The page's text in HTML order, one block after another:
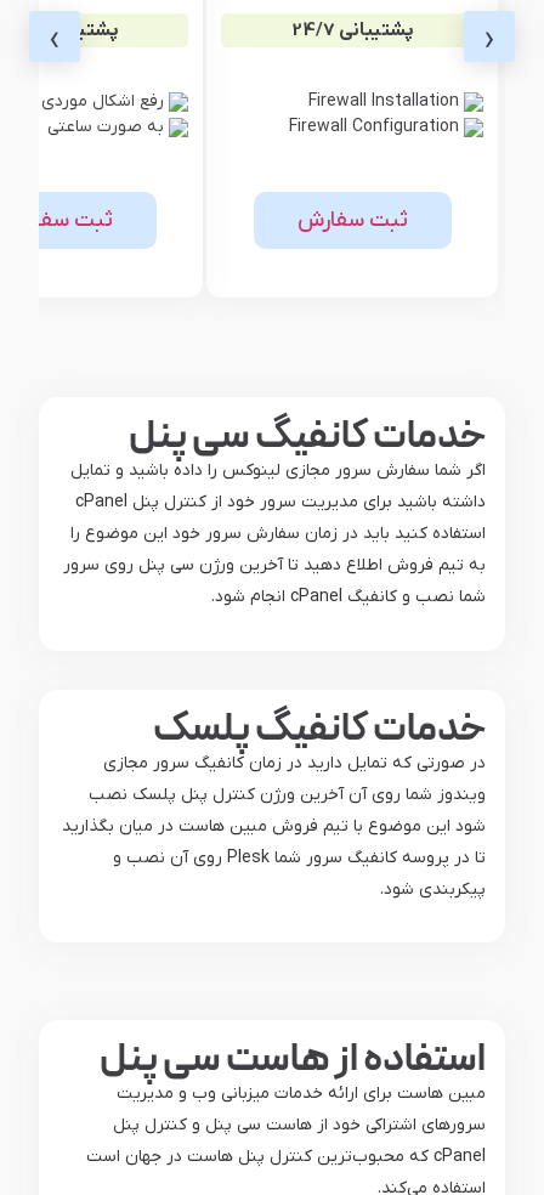
‹ پشتیبانی 24/7
Firewall Installation
Firewall Configuration
ثبت سفارش
پشتیبانی 24/7
رفع اشکال موردی
به صورت ساعتی
ثبت سفارش
›
خدمات کانفیگ سی پنل
اگر شما سفارش سرور مجازی لینوکس را داده باشید و تمایل
داشته باشید برای مدیریت سرور خود از کنترل پنل cPanel
استفاده کنید باید در زمان سفارش سرور خود این موضوع را
به تیم فروش اطلاع دهید تا آخرین ورژن سی پنل روی سرور
شما نصب و کانفیگ cPanel انجام شود.
خدمات کانفیگ پلسک
در صورتی که تمایل دارید در زمان کانفیگ سرور مجازی
ویندوز شما روی آن آخرین ورژن کنترل پنل پلسک نصب
شود این موضوع با تیم فروش مبین هاست در میان بگذارید
تا در پروسه کانفیگ سرور شما Plesk روی آن نصب و
پیکربندی شود.
استفاده از هاست سی پنل
مبین هاست برای ارائه خدمات میزبانی وب و مدیریت
سرورهای اشتراکی خود از هاست سی پنل و کنترل پنل
cPanel که محبوب‌ترین کنترل پنل هاست در جهان است
استفاده می‌کند.